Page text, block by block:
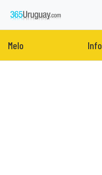
Melo